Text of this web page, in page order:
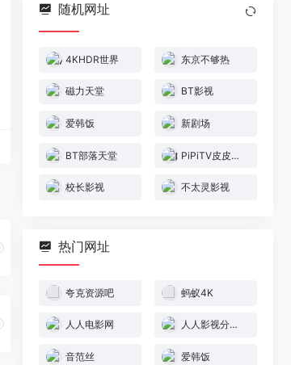
随机网址
4KHDR世界 东京不够热
磁力天堂 BT影视
爱韩饭 新剧场
BT部落天堂 PiPiTV皮皮电影
校长影视 不太灵影视
热门网址
夸克资源吧 蚂蚁4K
人人电影网 人人影视分享下载站
音范丝 爱韩饭